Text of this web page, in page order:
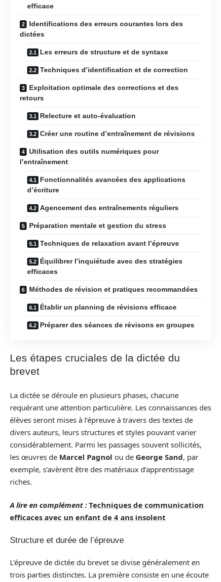
efficace
Identifications des erreurs courantes lors des
dictées
Les erreurs de structure et de syntaxe
Techniques d’identification et de correction
Exploitation optimale des corrections et des
retours
Relecture et auto-évaluation
Créer une routine d’entraînement de révisions
Utilisation des outils numériques pour
l’entraînement
Fonctionnalités avancées des applications
d’écriture
Agencement des entraînements réguliers
Préparation mentale et gestion du stress
Techniques de relaxation avant l’épreuve
Équilibrer l’inquiétude avec des stratégies
efficaces
Méthodes de révision et pratiques recommandées
Établir un planning de révisions efficace
Préparer des séances de révisons en groupes
Les étapes cruciales de la dictée du
brevet
La dictée se déroule en plusieurs phases, chacune
requérant une attention particulière. Les connaissances des
élèves seront mises à l’épreuve à travers des textes de
divers auteurs, leurs structures et styles pouvant varier
considérablement. Parmi les passages souvent sollicités,
les œuvres de Marcel Pagnol ou de George Sand, par
exemple, s’avèrent être des matériaux d’apprentissage
riches.
A lire en complément : Techniques de communication
efficaces avec un enfant de 4 ans insolent
Structure et durée de l’épreuve
L’épreuve de dictée du brevet se divise généralement en
trois parties distinctes. La première consiste en une écoute